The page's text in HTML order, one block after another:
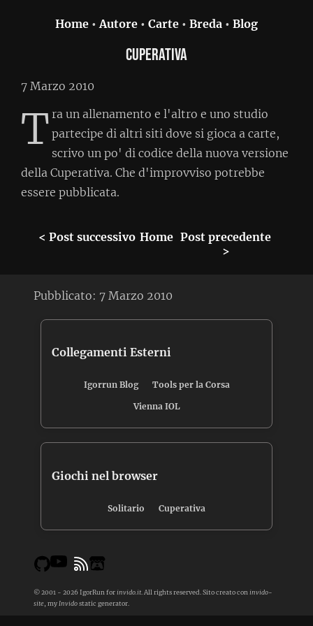
Home •Autore • Carte • Breda • Blog
Cuperativa
7 Marzo 2010
T ra un allenamento e l'altro e uno studio
partecipe di altri siti dove si gioca a carte,
scrivo un po' di codice della nuova versione
della Cuperativa. Che d'improvviso potrebbe
essere pubblicata.
< Post successivo Home Post precedente
>
Pubblicato: 7 Marzo 2010
Collegamenti Esterni
Igorrun Blog Tools per la Corsa
Vienna IOL
Giochi nel browser
Solitario Cuperativa
© 2001 - 2026 IgorRun for invido.it . All rights reserved. Sito creato con invido-
site , my Invidostatic generator.